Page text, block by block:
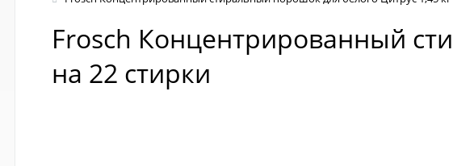
Frosch Концентрированный
на 22 стирки